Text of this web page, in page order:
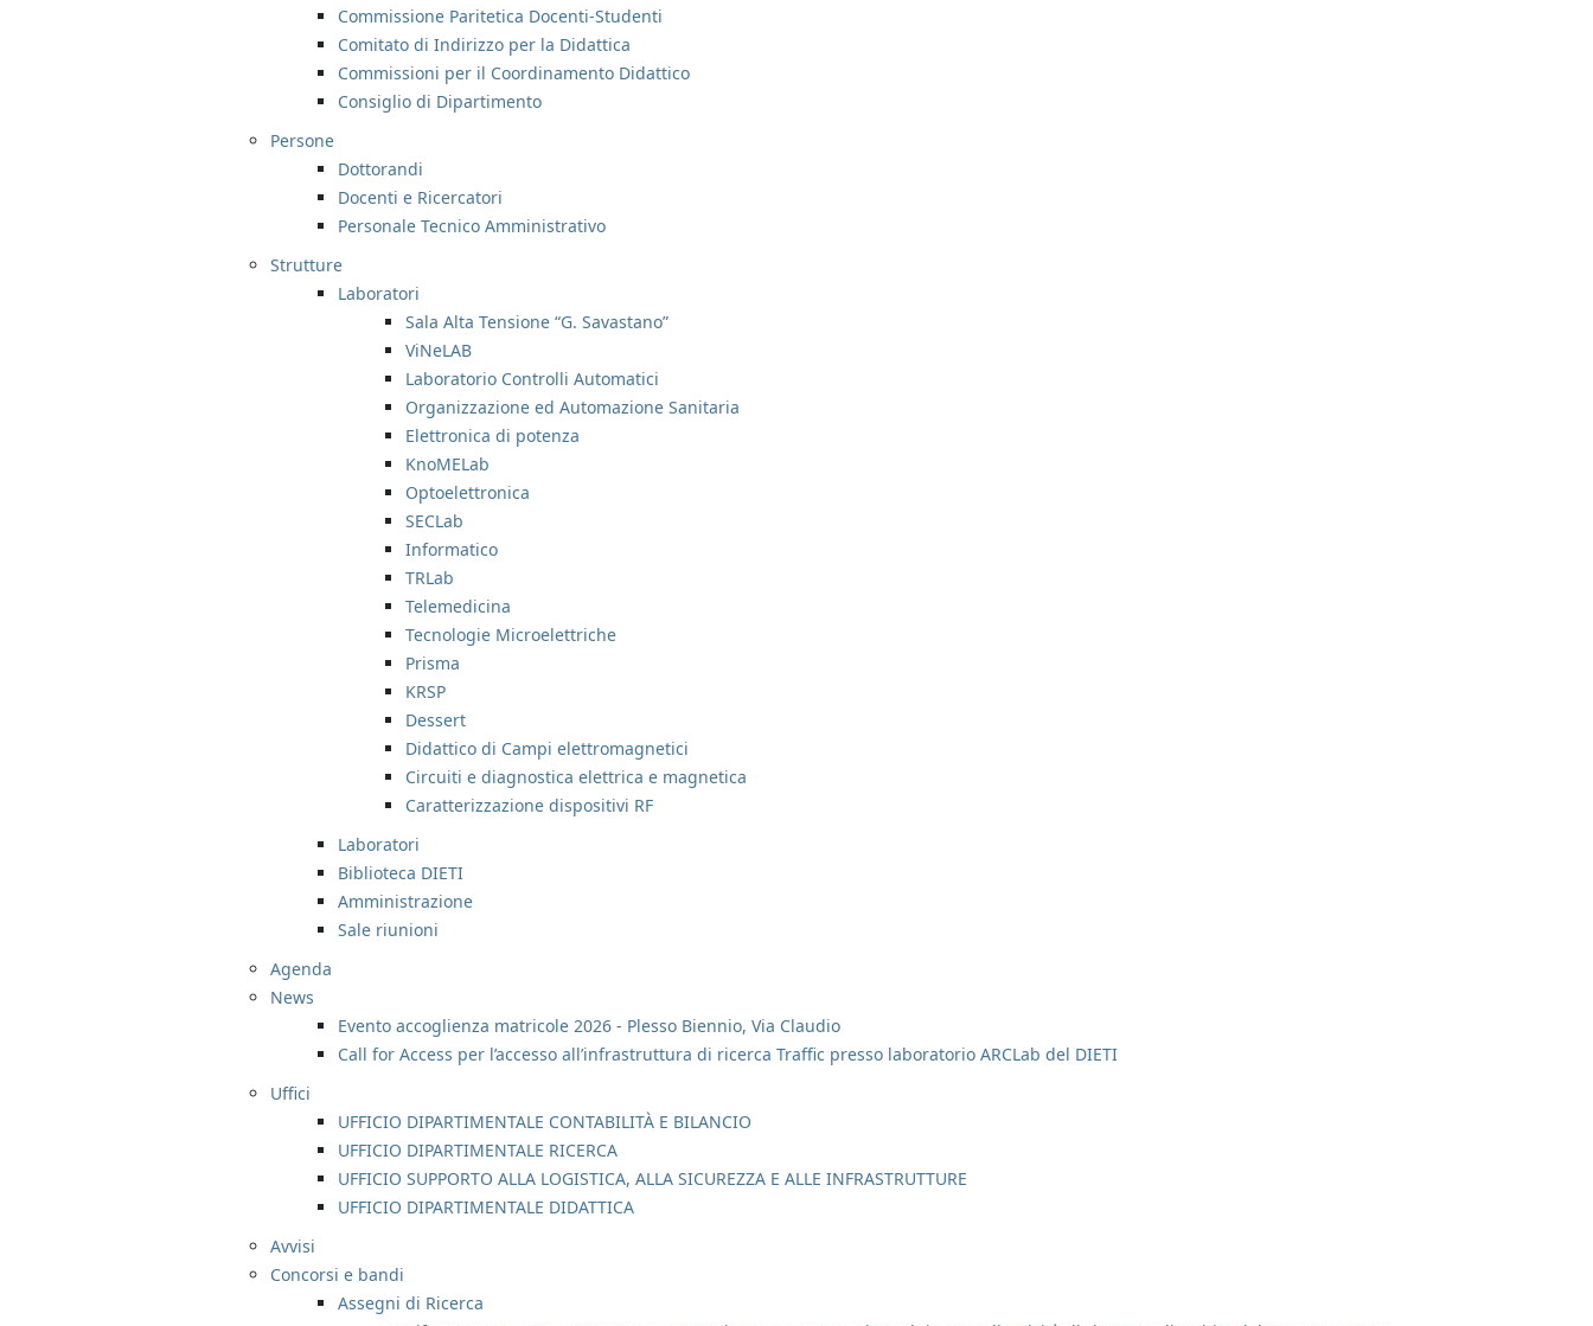
Commissione Paritetica Docenti-Studenti
Comitato di Indirizzo per la Didattica
Commissioni per il Coordinamento Didattico
Consiglio di Dipartimento
Persone
Dottorandi
Docenti e Ricercatori
Personale Tecnico Amministrativo
Strutture
Laboratori
Sala Alta Tensione “G. Savastano”
ViNeLAB
Laboratorio Controlli Automatici
Organizzazione ed Automazione Sanitaria
Elettronica di potenza
KnoMELab
Optoelettronica
SECLab
Informatico
TRLab
Telemedicina
Tecnologie Microelettriche
Prisma
KRSP
Dessert
Didattico di Campi elettromagnetici
Circuiti e diagnostica elettrica e magnetica
Caratterizzazione dispositivi RF
Laboratori
Biblioteca DIETI
Amministrazione
Sale riunioni
Agenda
News
Evento accoglienza matricole 2026 - Plesso Biennio, Via Claudio
Call for Access per l’accesso all’infrastruttura di ricerca Traffic presso laboratorio ARCLab del DIETI
Uffici
UFFICIO DIPARTIMENTALE CONTABILITÀ E BILANCIO
UFFICIO DIPARTIMENTALE RICERCA
UFFICIO SUPPORTO ALLA LOGISTICA, ALLA SICUREZZA E ALLE INFRASTRUTTURE
UFFICIO DIPARTIMENTALE DIDATTICA
Avvisi
Concorsi e bandi
Assegni di Ricerca